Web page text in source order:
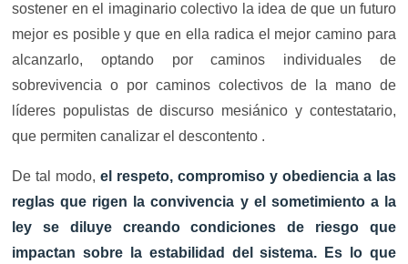
sostener en el imaginario colectivo la idea de que un futuro
mejor es posible y que en ella radica el mejor camino para
alcanzarlo, optando por caminos individuales de
sobrevivencia o por caminos colectivos de la mano de
líderes populistas de discurso mesiánico y contestatario,
que permiten canalizar el descontento .
De tal modo, el respeto, compromiso y obediencia a las
reglas que rigen la convivencia y el sometimiento a la
ley se diluye creando condiciones de riesgo que
impactan sobre la estabilidad del sistema. Es lo que